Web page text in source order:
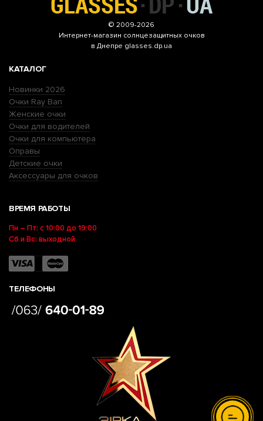
© 2009-2026
Интернет-магазин солнцезащитных очков
в Днепре glasses.dp.ua
КАТАЛОГ
Новинки 2026
Очки Ray Ban
Женские очки
Очки для водителей
Очки для компьютера
Оправы
Детские очки
Аксессуары для очков
ВРЕМЯ РАБОТЫ
Пн – Пт: с 10:00 до 19:00
Сб и Вс: выходной
ТЕЛЕФОНЫ